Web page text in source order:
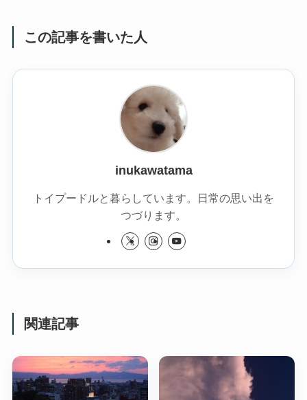
この記事を書いた人
inukawatama
トイプードルと暮らしています。日常の思い出を
つづります。
関連記事